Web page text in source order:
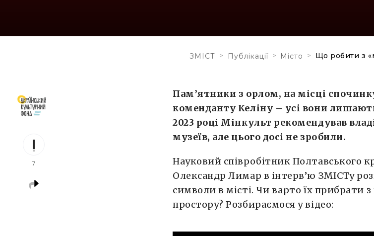
ЗМІСТ > Публікації > Місто > Що робити з
7
Пам’ятники з орлом, на місці
коменданту Келіну – усі вони
2023 році Мінкульт рекомендував
музеїв, але цього досі не зробили.
Науковий співробітник Полтавського
Олександр Лимар в інтерв’ю ЗМІСТу
символи в місті. Чи варто їх прибрати
простору? Розбираємося у відео: